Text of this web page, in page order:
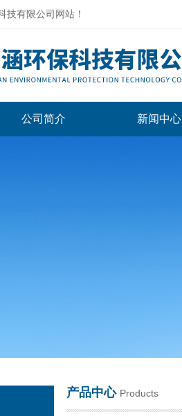
技有限公司网站！
公司简介 新闻中心
产品中心 Products